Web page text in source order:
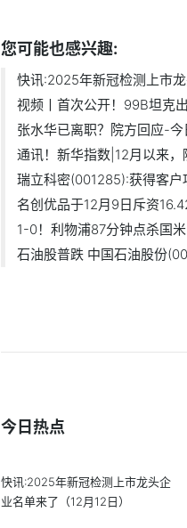
您可能也感兴趣:
快讯:2025年新冠检测上市
视频丨首次公开！99B坦克
张水华已离职？院方回应-今
通讯！新华指数|12月以来，
瑞立科密(001285):获得客户
名创优品于12月9日斥资
1-0！利物浦87分钟点杀国
石油股普跌 中国石油股份
今日热点
快讯:2025年新冠检测上市龙头企
业名单来了（12月12日）